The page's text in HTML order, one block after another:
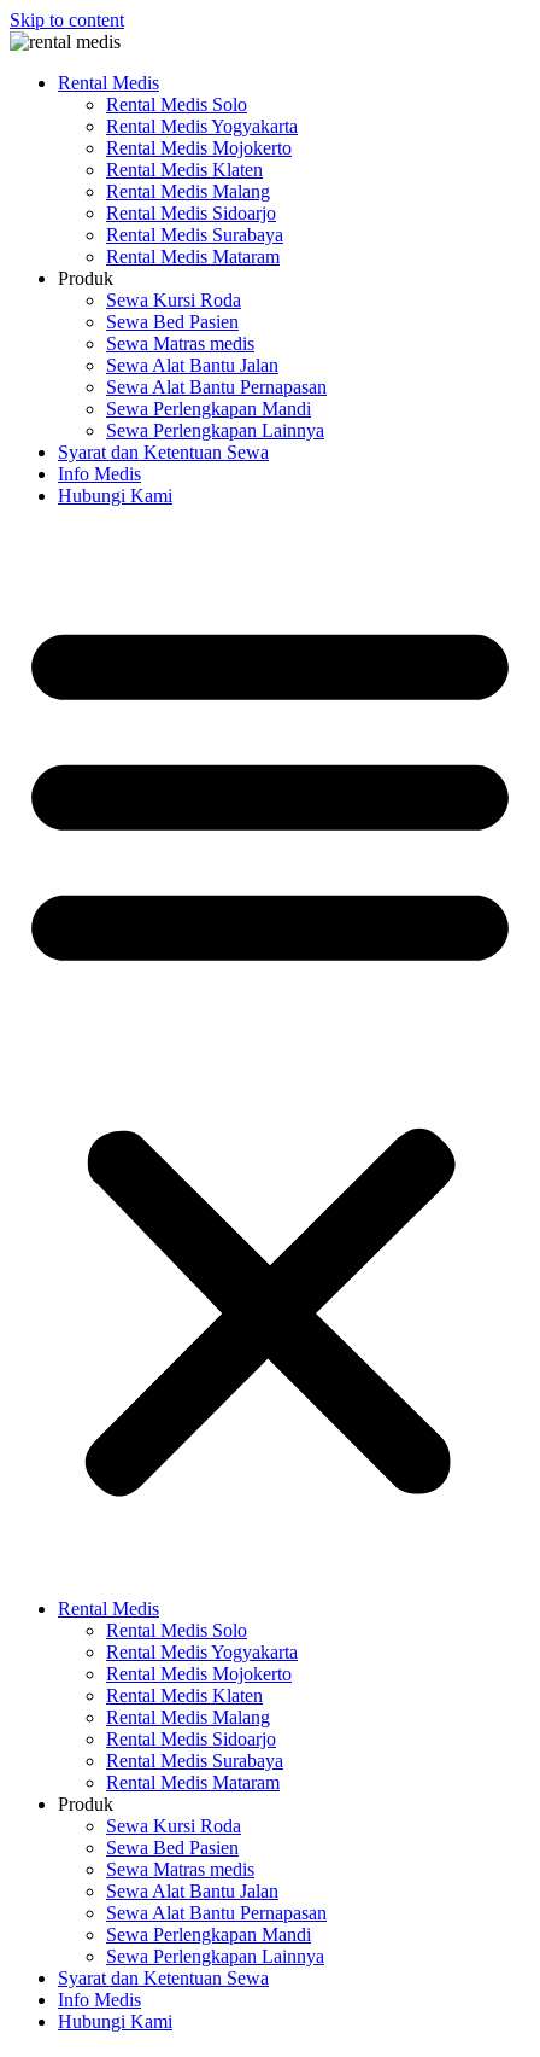
Skip to content
Rental Medis
Rental Medis Solo
Rental Medis Yogyakarta
Rental Medis Mojokerto
Rental Medis Klaten
Rental Medis Malang
Rental Medis Sidoarjo
Rental Medis Surabaya
Rental Medis Mataram
Produk
Sewa Kursi Roda
Sewa Bed Pasien
Sewa Matras medis
Sewa Alat Bantu Jalan
Sewa Alat Bantu Pernapasan
Sewa Perlengkapan Mandi
Sewa Perlengkapan Lainnya
Syarat dan Ketentuan Sewa
Info Medis
Hubungi Kami
Rental Medis
Rental Medis Solo
Rental Medis Yogyakarta
Rental Medis Mojokerto
Rental Medis Klaten
Rental Medis Malang
Rental Medis Sidoarjo
Rental Medis Surabaya
Rental Medis Mataram
Produk
Sewa Kursi Roda
Sewa Bed Pasien
Sewa Matras medis
Sewa Alat Bantu Jalan
Sewa Alat Bantu Pernapasan
Sewa Perlengkapan Mandi
Sewa Perlengkapan Lainnya
Syarat dan Ketentuan Sewa
Info Medis
Hubungi Kami